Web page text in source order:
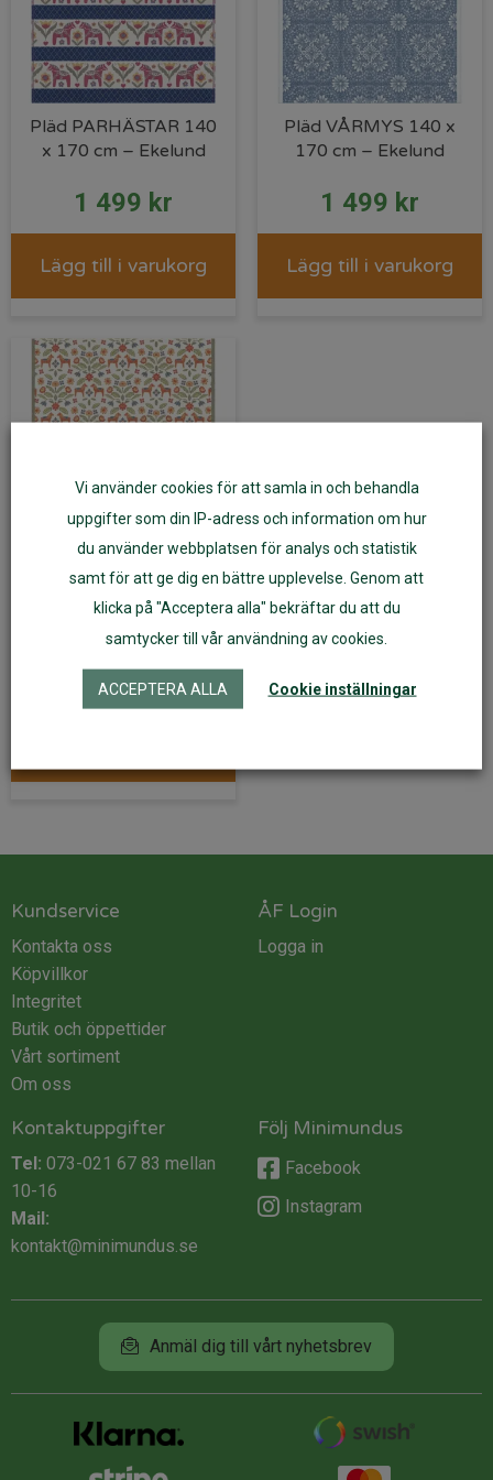
Pläd PARHÄSTAR 140
x 170 cm – Ekelund
1 499 kr
Lägg till i varukorg
Pläd VÅRMYS 140 x
170 cm – Ekelund
1 499 kr
Lägg till i varukorg
Pläd KURBITSBLOM
140 x 170 cm –
Ekelund
1 499kr
Kundservice
Kontakta oss
Köpvillkor
Integritet
Butik och öppettider
Vårt sortiment
Om oss
ÅF Login
Logga in
Kontaktuppgifter
Tel: 073-021 67 83 mellan
10-16
Mail:
kontakt@minimundus.se
Följ Minimundus
Facebook
Instagram
Anmäl dig till vårt nyhetsbrev
Vi använder cookies för att samla in och behandla
uppgifter som din IP-adress och information om hur
du använder webbplatsen för analys och statistik
samt för att ge dig en bättre upplevelse. Genom att
klicka på "Acceptera alla" bekräftar du att du
samtycker till vår användning av cookies.
ACCEPTERA ALLA Cookie inställningar